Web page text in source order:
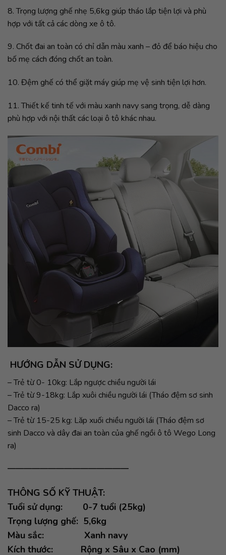
8. Trọng lượng ghế nhẹ 5,6kg giúp tháo lắp tiện lợi và phù
hợp với tất cả các dòng xe ô tô.
9. Chốt đai an toàn có chỉ dẫn màu xanh – đỏ để báo hiệu cho
bố mẹ cách đóng chốt an toàn.
10. Đệm ghế có thể giặt máy giúp mẹ vệ sinh tiện lợi hơn.
11. Thiết kế tinh tế với màu xanh navy sang trọng, dễ dàng
phù hợp với nội thất các loại ô tô khác nhau.
HƯỚNG DẪN SỬ DỤNG:
– Trẻ từ 0- 10kg: Lắp ngược chiều người lái
– Trẻ từ 9-18kg: Lắp xuôi chiều người lái (Tháo đệm sơ sinh
Dacco ra)
– Trẻ từ 15-25 kg: Lăp xuối chiều người lái (Tháo đệm sơ
sinh Dacco và dây đai an toàn của ghế ngồi ô tô Wego Long
ra)
———————————————
THÔNG SỐ KỸ THUẬT:
Tuổi sử dụng: 0-7 tuổi (25kg)
Trọng lượng ghế: 5,6kg
Màu sắc: Xanh navy
Kích thước: Rộng x Sâu x Cao (mm)